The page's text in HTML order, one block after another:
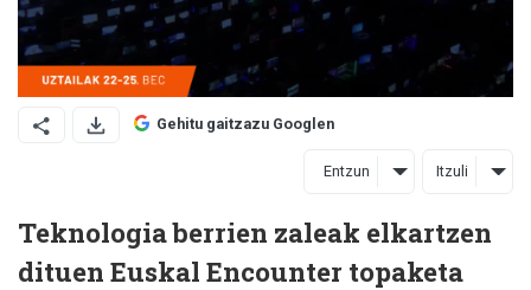
Gehitu gaitzazu Googlen
Entzun Itzuli
Teknologia berrien zaleak elkartzen
dituen Euskal Encounter topaketa